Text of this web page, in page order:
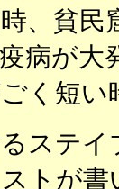
、貧
病が大
く短
ステ
トが書